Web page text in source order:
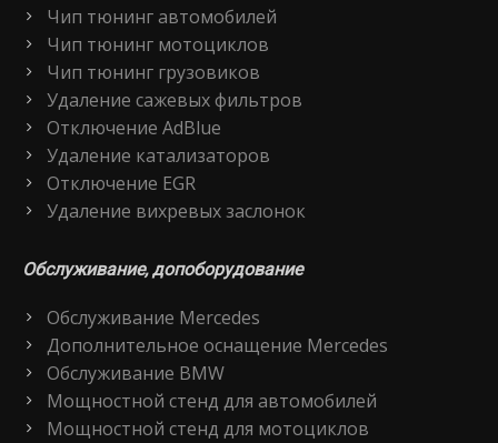
Чип тюнинг автомобилей
Чип тюнинг мотоциклов
Чип тюнинг грузовиков
Удаление сажевых фильтров
Отключение AdBlue
Удаление катализаторов
Отключение EGR
Удаление вихревых заслонок
Обслуживание, допоборудование
Обслуживание Mercedes
Дополнительное оснащение Mercedes
Обслуживание BMW
Мощностной стенд для автомобилей
Мощностной стенд для мотоциклов